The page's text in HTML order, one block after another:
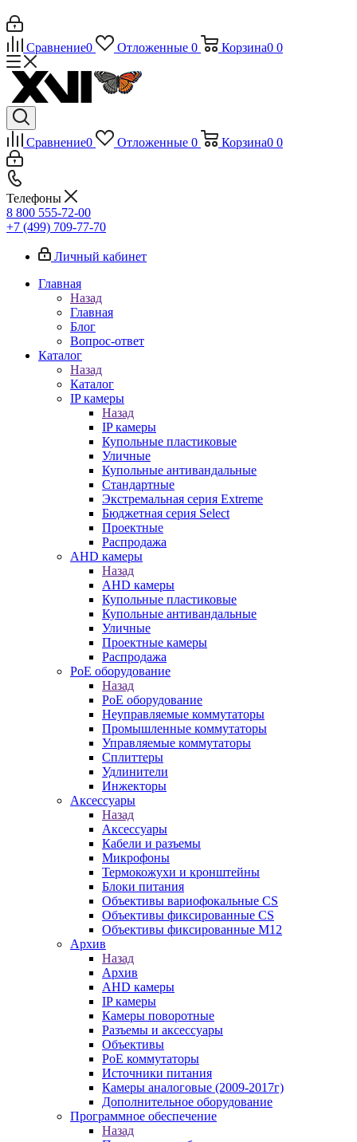
Сравнение0 Отложенные 0 Корзина0 0
Сравнение0 Отложенные 0 Корзина0 0
Телефоны
8 800 555-72-00
+7 (499) 709-77-70
Личный кабинет
Главная
Назад
Главная
Блог
Вопрос-ответ
Каталог
Назад
Каталог
IP камеры
Назад
IP камеры
Купольные пластиковые
Уличные
Купольные антивандальные
Стандартные
Экстремальная серия Extreme
Бюджетная серия Select
Проектные
Распродажа
AHD камеры
Назад
AHD камеры
Купольные пластиковые
Купольные антивандальные
Уличные
Проектные камеры
Распродажа
PoE оборудование
Назад
PoE оборудование
Неуправляемые коммутаторы
Промышленные коммутаторы
Управляемые коммутаторы
Сплиттеры
Удлинители
Инжекторы
Аксессуары
Назад
Аксессуары
Кабели и разъемы
Микрофоны
Термокожухи и кронштейны
Блоки питания
Объективы вариофокальные CS
Объективы фиксированные CS
Объективы фиксированные М12
Архив
Назад
Архив
AHD камеры
IP камеры
Камеры поворотные
Разъемы и аксессуары
Объективы
PoE коммутаторы
Источники питания
Камеры аналоговые (2009-2017г)
Дополнительное оборудование
Программное обеспечение
Назад